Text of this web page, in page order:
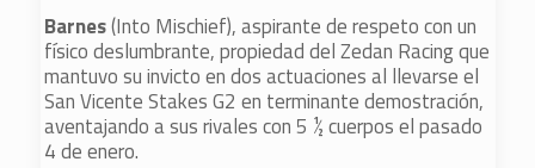
Barnes(Into Mischief), aspirante de respeto con un
físico deslumbrante, propiedad del Zedan Racing que
mantuvo su invicto en dos actuaciones al llevarse el
San Vicente Stakes G2 en terminante demostración,
aventajando a sus rivales con 5 ½ cuerpos el pasado
4 de enero.